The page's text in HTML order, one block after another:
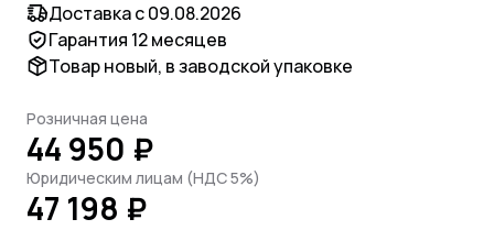
Доставка с 09.08.2026
Гарантия 12 месяцев
Товар новый, в заводской упаковке
Розничная цена
44 950 ₽
Юридическим лицам (НДС 5%)
47 198 ₽